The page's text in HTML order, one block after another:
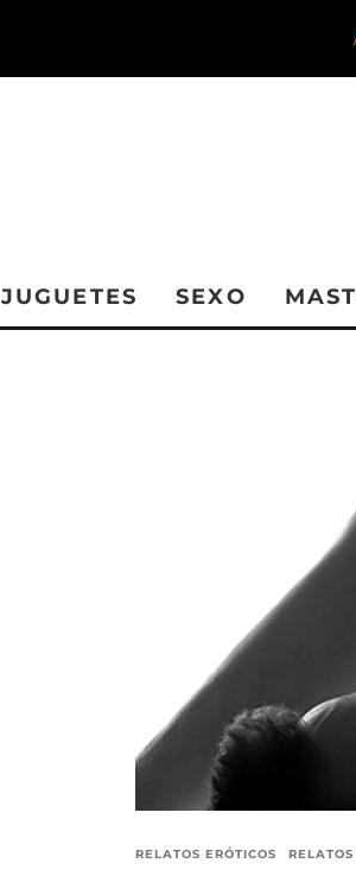
JUGUETES SEXO
RELATOS ERÓTICOS